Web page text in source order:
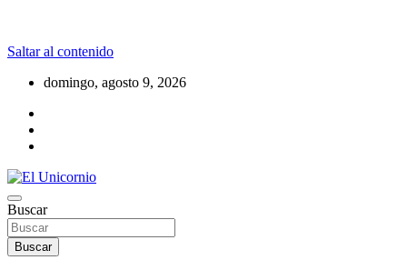
Saltar al contenido
domingo, agosto 9, 2026
El Unicornio
La realidad supera la fantasía
Buscar
Buscar